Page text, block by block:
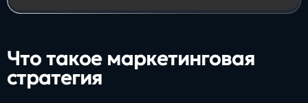
Что такое маркетинговая
стратегия